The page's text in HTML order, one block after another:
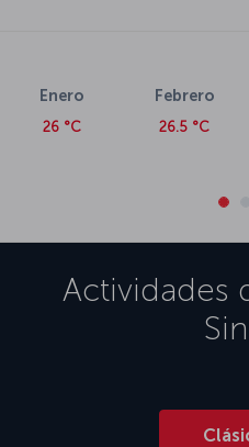
Enero
26 °C
Febrero
26.5 °C
Actividades